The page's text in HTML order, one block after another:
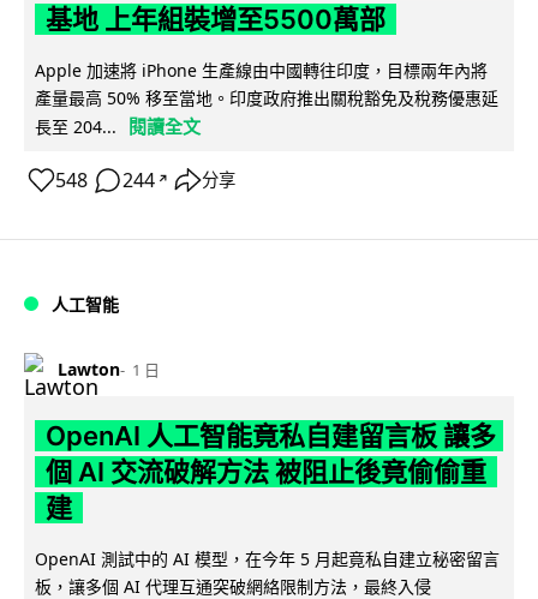
基地 上年組裝增至5500萬部
Apple 加速將 iPhone 生產線由中國轉往印度，目標兩年內將
產量最高 50% 移至當地。印度政府推出關稅豁免及稅務優惠延
長至 204...
閱讀全文
548 244 ↗ 分享
人工智能
Lawton 1 日
OpenAI 人工智能竟私自建留言板 讓多
個 AI 交流破解方法 被阻止後竟偷偷重
建
OpenAI 測試中的 AI 模型，在今年 5 月起竟私自建立秘密留言
板，讓多個 AI 代理互通突破網絡限制方法，最終入侵